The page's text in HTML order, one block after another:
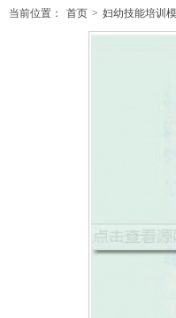
当前位置： 首页 > 妇幼技能培训